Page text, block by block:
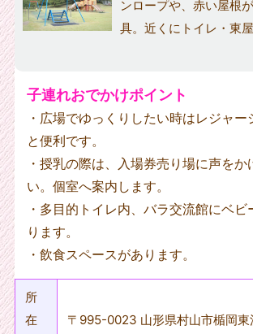
ンロープや、赤い屋根
具。近くにトイレ・東
子連れおでかけポイント
・広場でゆっくりしたい時はレジャー
と便利です。
・授乳の際は、入場券売り場に声をか
い。個室へ案内します。
・多目的トイレ内、バラ交流館にベビ
ります。
・飲食スペースがあります。
所
在
〒995-0023 山形県村山市楯岡東